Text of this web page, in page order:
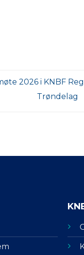
2026 i KNBF
Trøndelag